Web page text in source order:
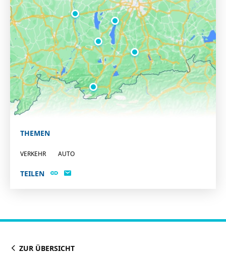
THEMEN
VERKEHR AUTO
TEILEN
ZUR ÜBERSICHT